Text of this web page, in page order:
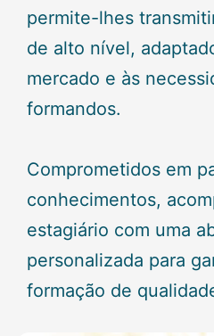
permite-lhes
de alto nível,
mercado e às
formandos.
Comprometidos em
conhecimentos,
estagiário com uma
personalizada para
formação de